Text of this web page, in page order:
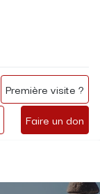
Faire un don
Première visite ?